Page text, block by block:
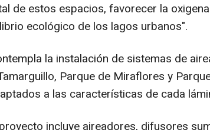
de estos espacios, favorecer la
ecológico de los lagos urbanos".
la instalación de sistemas de
Parque de Miraflores y
a las características de cada
incluye aireadores, difusores